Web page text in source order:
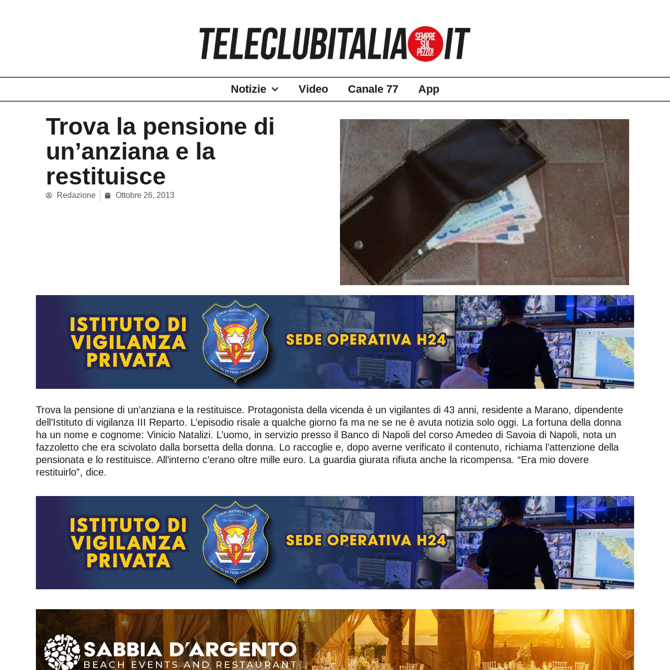
Notizie Video Canale 77 App
Trova la pensione di
un’anziana e la
restituisce
Redazione Ottobre 26, 2013
Trova la pensione di un’anziana e la restituisce. Protagonista della vicenda è un vigilantes di 43 anni, residente a Marano, dipendente
dell’Istituto di vigilanza III Reparto. L’episodio risale a qualche giorno fa ma ne se ne è avuta notizia solo oggi. La fortuna della donna
ha un nome e cognome: Vinicio Natalizi. L’uomo, in servizio presso il Banco di Napoli del corso Amedeo di Savoia di Napoli, nota un
fazzoletto che era scivolato dalla borsetta della donna. Lo raccoglie e, dopo averne verificato il contenuto, richiama l’attenzione della
pensionata e lo restituisce. All’interno c’erano oltre mille euro. La guardia giurata rifiuta anche la ricompensa. “Era mio dovere
restituirlo”, dice.